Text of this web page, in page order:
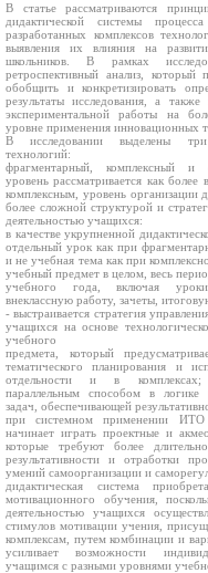
В статье рассматриваются
дидактической системы
разработанных комплексов
выявления их влияния на
школьников. В рамках
ретроспективный анализ, который
обобщить и конкретизировать
результаты исследования, а
экспериментальной работы на
уровне применения инновационных
В исследовании выделены
технологий:
фрагментарный, комплексный и
уровень рассматривается как
комплексным, уровень организации
более сложной структурой и
деятельностью учащихся:
в качестве укрупненной
отдельный урок как при
и не учебная тема как при
учебный предмет в целом, весь
учебного года, включая
внеклассную работу, зачеты,
- выстраивается стратегия
учащихся на основе
учебного
предмета, который
тематического планирования и
отдельности и в комплексах;
параллельным способом в логике
задач, обеспечивающей
при системном применении
начинает играть проектные и
которые требуют более
результативности и отработки
умений самоорганизации и
дидактическая система
мотивационного обучения,
деятельностью учащихся
стимулов мотивации учения,
комплексам, путем комбинации и
усиливает возможности
учащимся с разными уровнями